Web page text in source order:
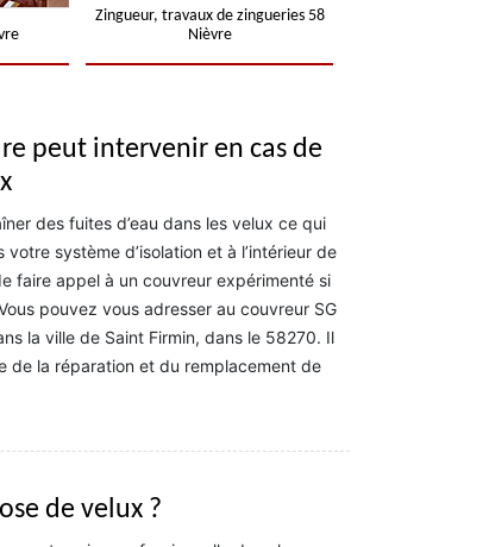
Zingueur, travaux de zingueries 58
Nièvre
peut intervenir en cas de
des fuites d’eau dans les velux ce qui
système d’isolation et à l’intérieur de
faire appel à un couvreur expérimenté si
pouvez vous adresser au couvreur SG
la ville de Saint Firmin, dans le 58270. Il
de la réparation et du remplacement de
de velux ?